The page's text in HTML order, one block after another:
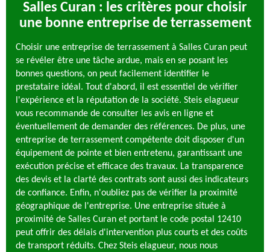
Salles Curan : les critères pour choisir
une bonne entreprise de terrassement
Choisir une entreprise de terrassement à Salles Curan peut
se révéler être une tâche ardue, mais en se posant les
bonnes questions, on peut facilement identifier le
prestataire idéal. Tout d'abord, il est essentiel de vérifier
l'expérience et la réputation de la société. Steis elagueur
vous recommande de consulter les avis en ligne et
éventuellement de demander des références. De plus, une
entreprise de terrassement compétente doit disposer d'un
équipement de pointe et bien entretenu, garantissant une
exécution précise et efficace des travaux. La transparence
des devis et la clarté des contrats sont aussi des indicateurs
de confiance. Enfin, n'oubliez pas de vérifier la proximité
géographique de l'entreprise. Une entreprise située à
proximité de Salles Curan et portant le code postal 12410
peut offrir des délais d'intervention plus courts et des coûts
de transport réduits. Chez Steis elagueur, nous nous